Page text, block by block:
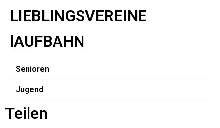
LIEBLINGSVEREINE
lAUFBAHN
Senioren
Jugend
Teilen